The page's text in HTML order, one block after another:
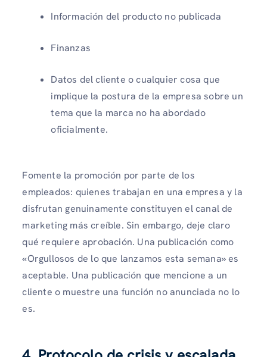
Información del producto no publicada
Finanzas
Datos del cliente o cualquier cosa que
implique la postura de la empresa sobre un
tema que la marca no ha abordado
oficialmente.
Fomente la promoción por parte de los
empleados: quienes trabajan en una empresa y la
disfrutan genuinamente constituyen el canal de
marketing más creíble. Sin embargo, deje claro
qué requiere aprobación. Una publicación como
«Orgullosos de lo que lanzamos esta semana» es
aceptable. Una publicación que mencione a un
cliente o muestre una función no anunciada no lo
es.